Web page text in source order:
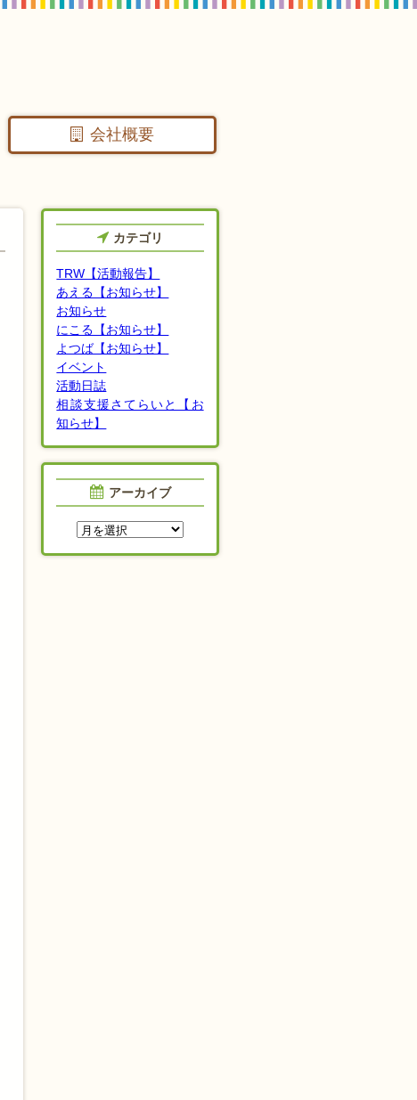
会社概要
カテゴリ
TRW【活動報告】
あえる【お知らせ】
お知らせ
にこる【お知らせ】
よつば【お知らせ】
イベント
活動日誌
相談支援さてらいと【お
知らせ】
アーカイブ